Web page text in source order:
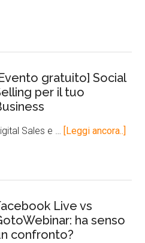
gratuito] Social
per il tuo
Sales e … [Leggi ancora..]
Live vs
ha senso
confronto?